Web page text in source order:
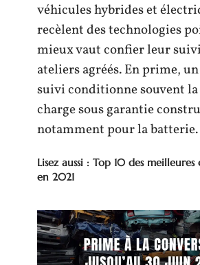
véhicules hybrides et
recèlent des technologies
mieux vaut confier leur
ateliers agréés. En prime,
suivi conditionne souvent
charge sous garantie
notamment pour la batterie.
Lisez aussi : Top 10 des
en 2021